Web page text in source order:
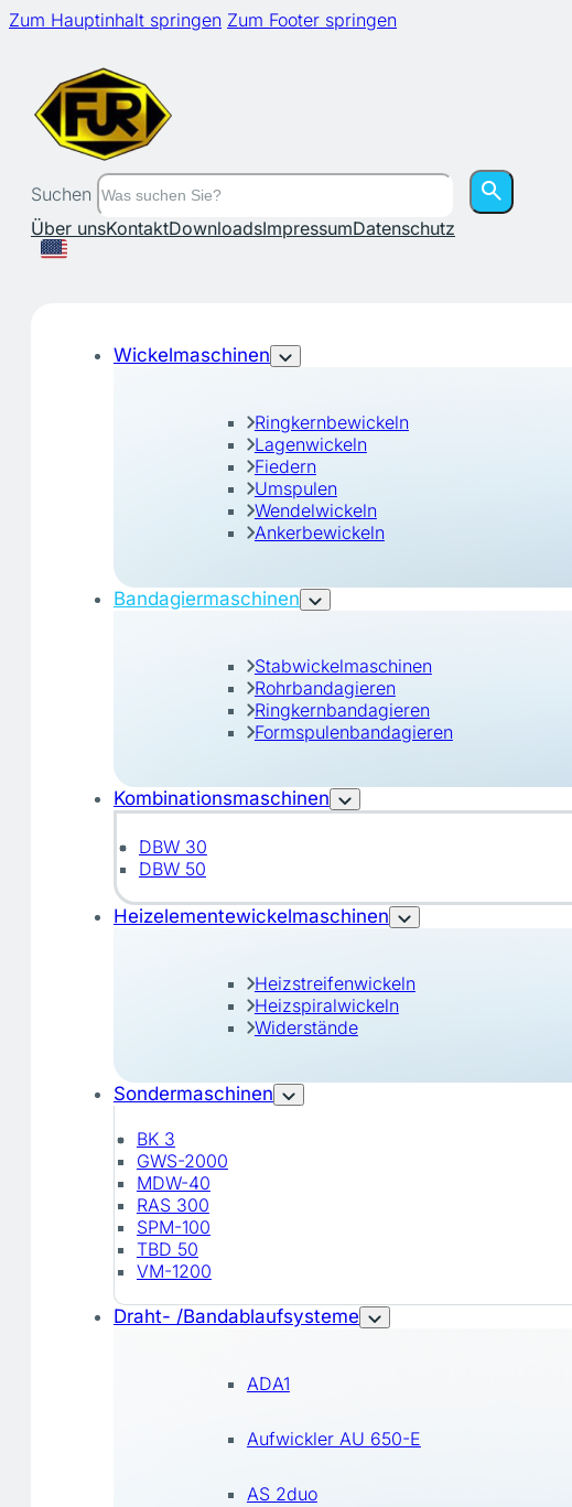
Zum Hauptinhalt springen Zum Footer springen
Suchen
Über unsKontaktDownloadsImpressumDatenschutz
Wickelmaschinen
Ringkernbewickeln
Lagenwickeln
Fiedern
Umspulen
Wendelwickeln
Ankerbewickeln
Bandagiermaschinen
Stabwickelmaschinen
Rohrbandagieren
Ringkernbandagieren
Formspulenbandagieren
Kombinationsmaschinen
DBW 30
DBW 50
Heizelementewickelmaschinen
Heizstreifenwickeln
Heizspiralwickeln
Widerstände
Sondermaschinen
BK 3
GWS-2000
MDW-40
RAS 300
SPM-100
TBD 50
VM-1200
Draht- /Bandablaufsysteme
ADA1
Aufwickler AU 650-E
AS 2duo